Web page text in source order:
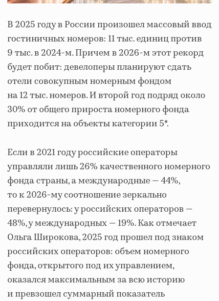
В 2025 году в России произошел массовый ввод
гостиничных номеров: 11 тыс. единиц против
9 тыс. в 2024-м. Причем в 2026-м этот рекорд
будет побит: девелоперы планируют сдать
отели совокупным номерным фондом
на 12 тыс. номеров. И второй год подряд около
30% от общего прироста номерного фонда
приходится на объекты категории 5*.
Если в 2021 году российские операторы
управляли лишь 26% качественного номерного
фонда страны, а международные — 44%,
то к 2026-му соотношение зеркально
перевернулось: у российских операторов —
48%, у международных — 19%. Как отмечает
Ольга Широкова, 2025 год прошел под знаком
российских операторов: объем номерного
фонда, открытого под их управлением,
оказался максимальным за всю историю
и превзошел суммарный показатель